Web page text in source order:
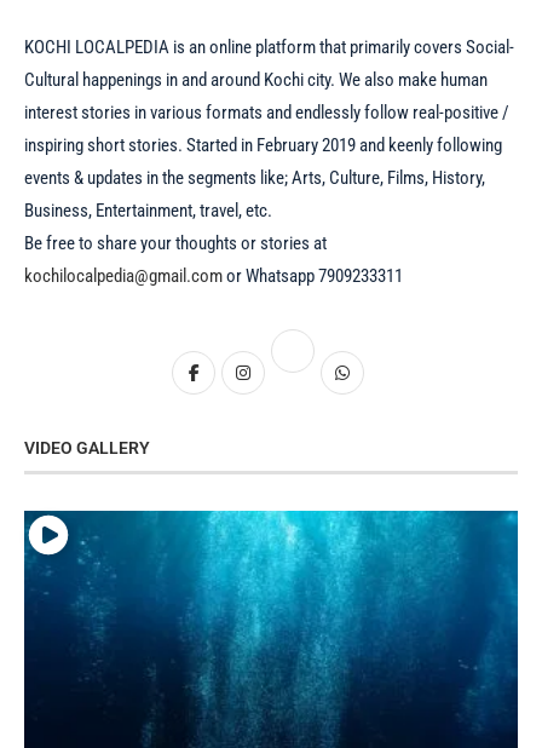
KOCHI LOCALPEDIA is an online platform that primarily covers Social-
Cultural happenings in and around Kochi city. We also make human
interest stories in various formats and endlessly follow real-positive /
inspiring short stories. Started in February 2019 and keenly following
events & updates in the segments like; Arts, Culture, Films, History,
Business, Entertainment, travel, etc.
Be free to share your thoughts or stories at
kochilocalpedia@gmail.comor Whatsapp 7909233311
VIDEO GALLERY